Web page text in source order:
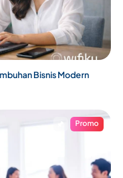
Bisnis Modern
Promo